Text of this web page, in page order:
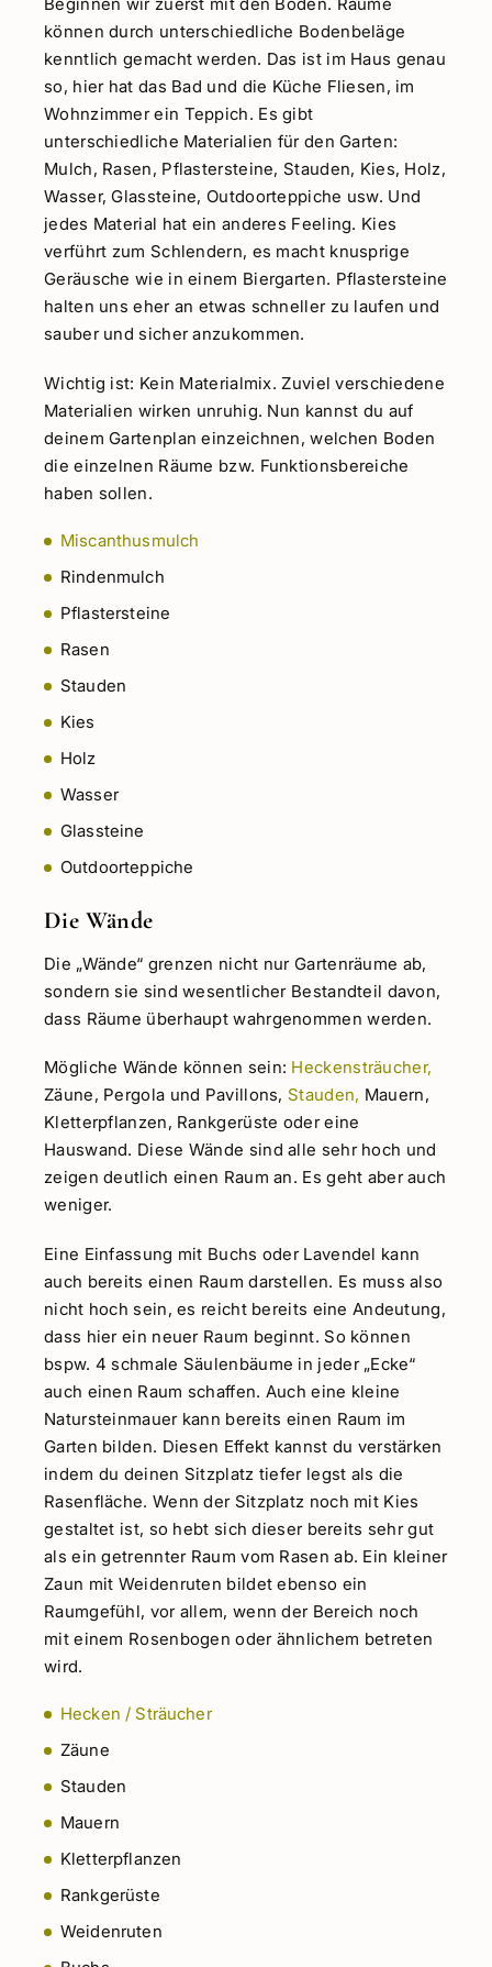
Beginnen wir zuerst mit den Boden. Räume
können durch unterschiedliche Bodenbeläge
kenntlich gemacht werden. Das ist im Haus genau
so, hier hat das Bad und die Küche Fliesen, im
Wohnzimmer ein Teppich. Es gibt
unterschiedliche Materialien für den Garten:
Mulch, Rasen, Pflastersteine, Stauden, Kies, Holz,
Wasser, Glassteine, Outdoorteppiche usw. Und
jedes Material hat ein anderes Feeling. Kies
verführt zum Schlendern, es macht knusprige
Geräusche wie in einem Biergarten. Pflastersteine
halten uns eher an etwas schneller zu laufen und
sauber und sicher anzukommen.
Wichtig ist: Kein Materialmix. Zuviel verschiedene
Materialien wirken unruhig. Nun kannst du auf
deinem Gartenplan einzeichnen, welchen Boden
die einzelnen Räume bzw. Funktionsbereiche
haben sollen.
Miscanthusmulch
Rindenmulch
Pflastersteine
Rasen
Stauden
Kies
Holz
Wasser
Glassteine
Outdoorteppiche
Die Wände
Die „Wände“ grenzen nicht nur Gartenräume ab,
sondern sie sind wesentlicher Bestandteil davon,
dass Räume überhaupt wahrgenommen werden.
Mögliche Wände können sein: Heckensträucher,
Zäune, Pergola und Pavillons,Stauden, Mauern,
Kletterpflanzen, Rankgerüste oder eine
Hauswand. Diese Wände sind alle sehr hoch und
zeigen deutlich einen Raum an. Es geht aber auch
weniger.
Eine Einfassung mit Buchs oder Lavendel kann
auch bereits einen Raum darstellen. Es muss also
nicht hoch sein, es reicht bereits eine Andeutung,
dass hier ein neuer Raum beginnt. So können
bspw. 4 schmale Säulenbäume in jeder „Ecke“
auch einen Raum schaffen. Auch eine kleine
Natursteinmauer kann bereits einen Raum im
Garten bilden. Diesen Effekt kannst du verstärken
indem du deinen Sitzplatz tiefer legst als die
Rasenfläche. Wenn der Sitzplatz noch mit Kies
gestaltet ist, so hebt sich dieser bereits sehr gut
als ein getrennter Raum vom Rasen ab. Ein kleiner
Zaun mit Weidenruten bildet ebenso ein
Raumgefühl, vor allem, wenn der Bereich noch
mit einem Rosenbogen oder ähnlichem betreten
wird.
Hecken / Sträucher
Zäune
Stauden
Mauern
Kletterpflanzen
Rankgerüste
Weidenruten